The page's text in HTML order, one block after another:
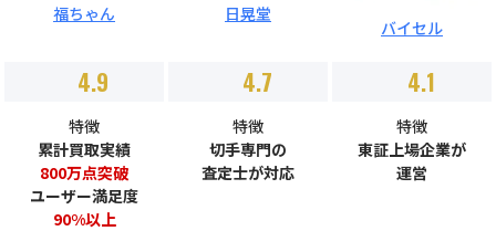
福ちゃん 日晃堂
バイセル
4.9 4.7 4.1
特徴
累計買取実績
800万点突破
ユーザー満足度
90%以上
特徴
切手専門の
査定士が対応
特徴
東証上場企業が
運営